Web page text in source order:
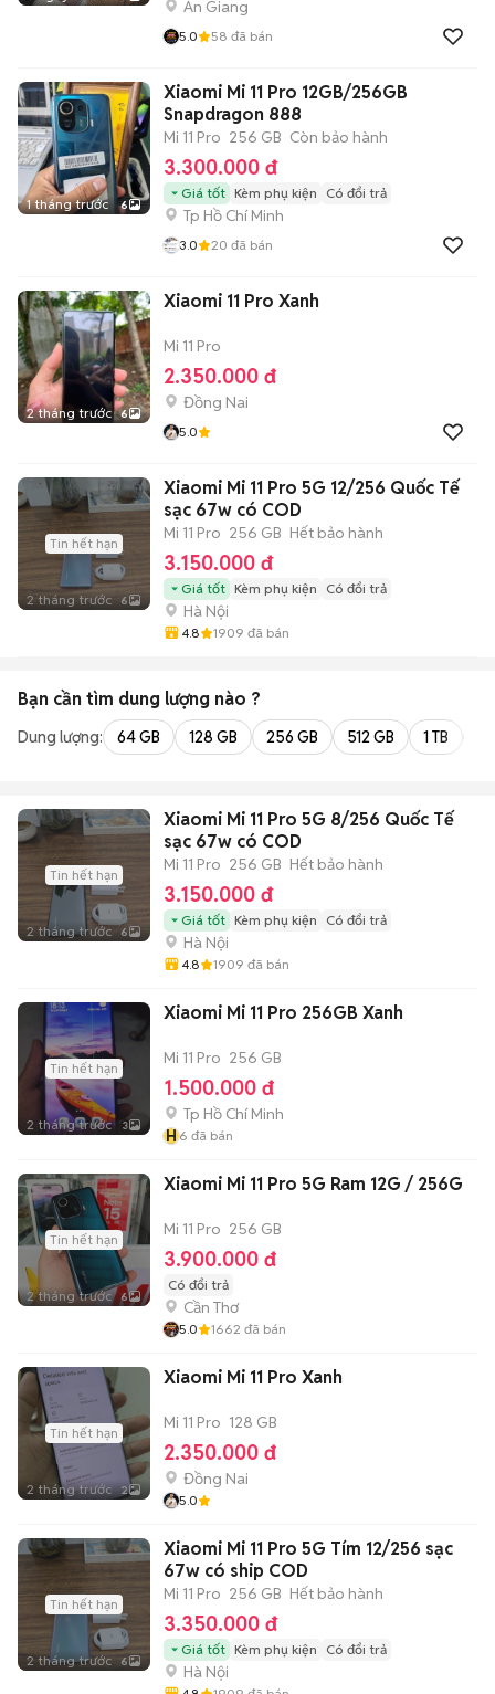
An Giang
5.0 58 đã bán
1 tháng trước 6
Xiaomi Mi 11 Pro 12GB/256GB
Snapdragon 888
Mi 11 Pro 256 GB Còn bảo hành
3.300.000 đ
Giá tốt Kèm phụ kiện Có đổi trả
Tp Hồ Chí Minh
3.0 20 đã bán
2 tháng trước 6
Xiaomi 11 Pro Xanh
Mi 11 Pro
2.350.000 đ
Đồng Nai
5.0
Tin hết hạn
2 tháng trước 6
Xiaomi Mi 11 Pro 5G 12/256 Quốc Tế
sạc 67w có COD
Mi 11 Pro 256 GB Hết bảo hành
3.150.000 đ
Giá tốt Kèm phụ kiện Có đổi trả
Hà Nội
4.8 1909 đã bán
Bạn cần tìm dung lượng nào ?
Dung lượng: 64 GB 128 GB 256 GB 512 GB 1 TB
Tin hết hạn
2 tháng trước 6
Xiaomi Mi 11 Pro 5G 8/256 Quốc Tế
sạc 67w có COD
Mi 11 Pro 256 GB Hết bảo hành
3.150.000 đ
Giá tốt Kèm phụ kiện Có đổi trả
Hà Nội
4.8 1909 đã bán
Tin hết hạn
2 tháng trước 3
Xiaomi Mi 11 Pro 256GB Xanh
Mi 11 Pro 256 GB
1.500.000 đ
Tp Hồ Chí Minh
H6 đã bán
Tin hết hạn
2 tháng trước 6
Xiaomi Mi 11 Pro 5G Ram 12G / 256G
Mi 11 Pro 256 GB
3.900.000 đ
Có đổi trả
Cần Thơ
5.0 1662 đã bán
Tin hết hạn
2 tháng trước 2
Xiaomi Mi 11 Pro Xanh
Mi 11 Pro 128 GB
2.350.000 đ
Đồng Nai
5.0
Tin hết hạn
2 tháng trước 6
Xiaomi Mi 11 Pro 5G Tím 12/256 sạc
67w có ship COD
Mi 11 Pro 256 GB Hết bảo hành
3.350.000 đ
Giá tốt Kèm phụ kiện Có đổi trả
Hà Nội